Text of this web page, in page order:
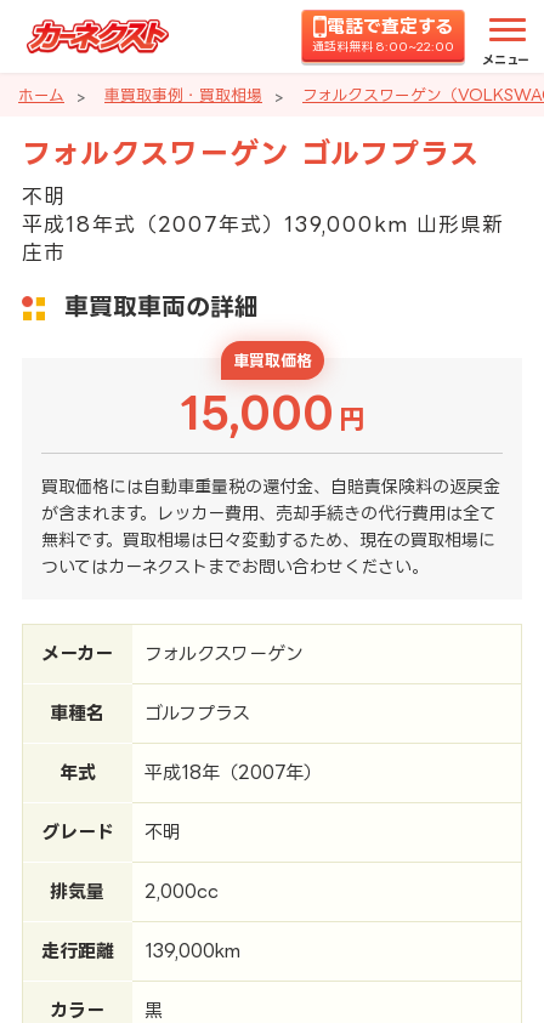
電話で査定する
通話料無料 8:00~22:00
メニュー
ホーム 車買取事例・買取相場 フォルクスワーゲン（
フォルクスワーゲン ゴルフプラス
不明
平成18年式（2007年式）139,000km 山形県新
庄市
車買取車両の詳細
車買取価格
15,000 円
買取価格には自動車重量税の還付金、自賠責保険料の返戻金
が含まれます。レッカー費用、売却手続きの代行費用は全て
無料です。買取相場は日々変動するため、現在の買取相場に
ついてはカーネクストまでお問い合わせください。
メーカー フォルクスワーゲン
車種名 ゴルフプラス
年式 平成18年（2007年）
グレード 不明
排気量 2,000cc
走行距離 139,000km
カラー 黒